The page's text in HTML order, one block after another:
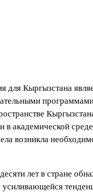
для Кыргызстана
академической
возникла
лет в стране